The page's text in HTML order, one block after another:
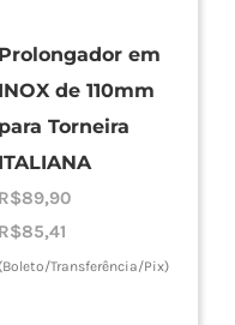
Prolongador em
INOX de 110mm
para Torneira
ITALIANA
R$89,90
R$85,41
(Boleto/Transferência/Pix)